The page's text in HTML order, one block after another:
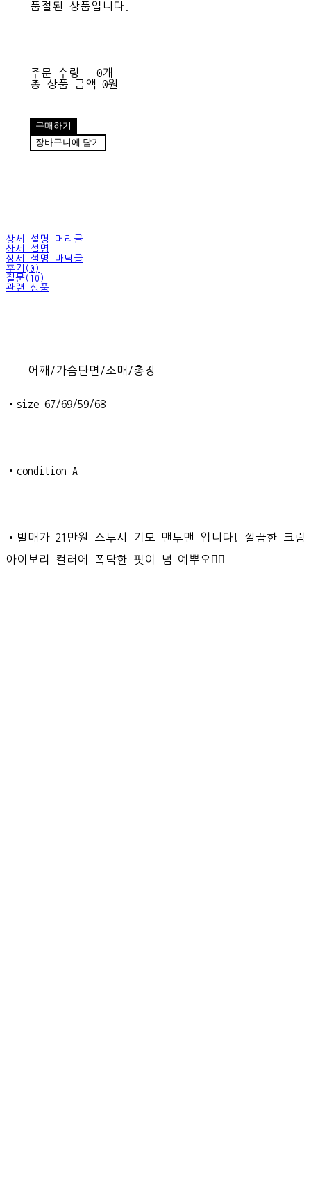
품절된 상품입니다.
주문 수량
0개
총 상품 금액
0원
구매하기
장바구니에 담기
상세 설명 머리글
상세 설명
상세 설명 바닥글
후기(0)
질문(10)
관련 상품
어깨/가슴단면/소매/총장
•size 67/69/59/68
•condition A
•발매가 21만원 스투시 기모 맨투맨 입니다! 깔끔한 크림
아이보리 컬러에 폭닥한 핏이 넘 예뿌오👍🏻